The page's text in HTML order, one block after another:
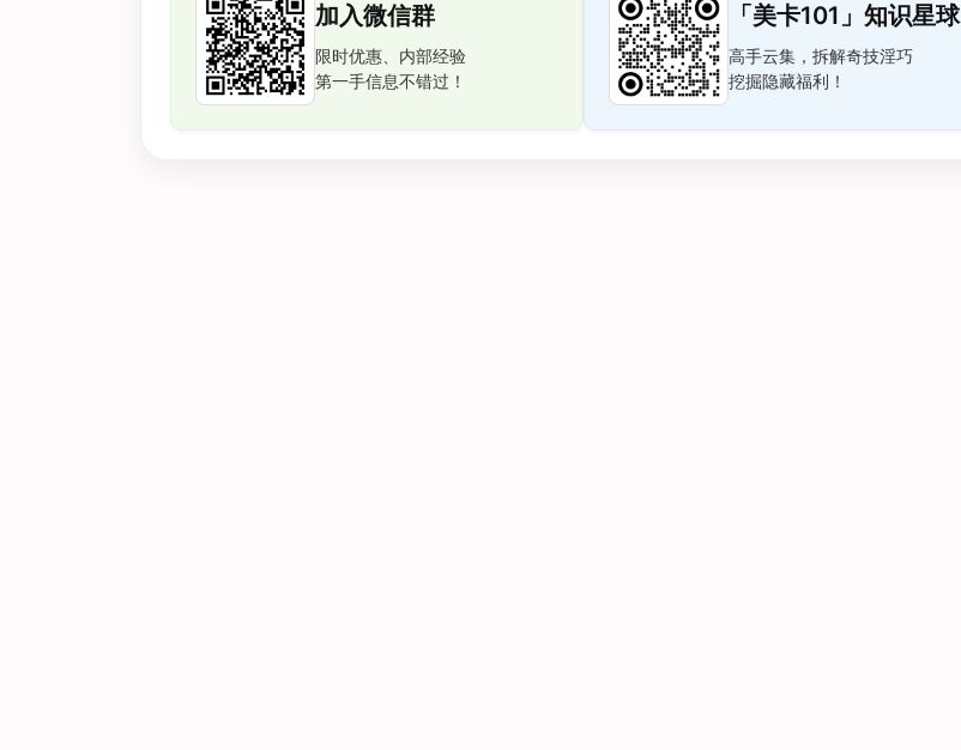
加入微信群
限时优惠、内部经验
第一手信息不错过！
「美卡101」知识星球
高手云集，拆解奇技淫巧
挖掘隐藏福利！